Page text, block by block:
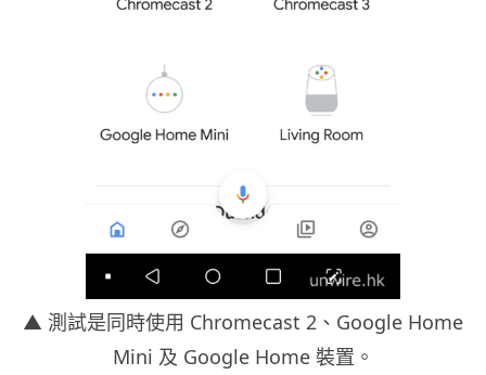
▲ 測試是同時使用 Chromecast 2、Google Home
Mini 及 Google Home 裝置。